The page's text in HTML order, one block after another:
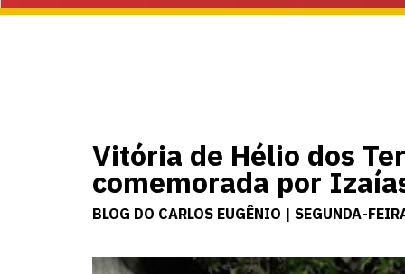
Vitória de Hélio dos
comemorada por
BLOG DO CARLOS EUGÊNIO | SEGUNDA-